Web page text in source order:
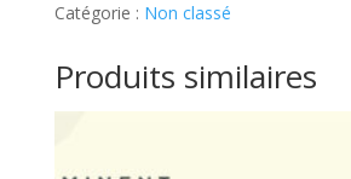
en
3
Catégorie : Non classé
Produits similaires